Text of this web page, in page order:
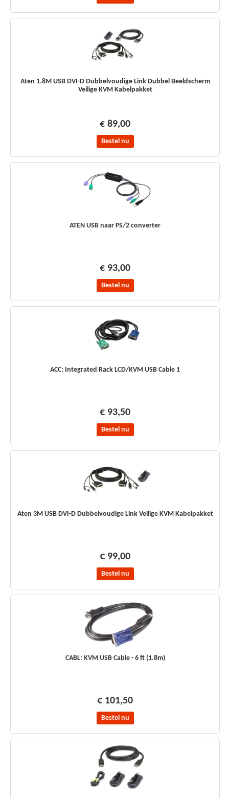
Aten 1.8M USB DVI-D Dubbelvoudige Link Dubbel Beeldscherm
Veilige KVM Kabelpakket
€ 89,00
Bestel nu
ATEN USB naar PS/2 converter
€ 93,00
Bestel nu
ACC: Integrated Rack LCD/KVM USB Cable 1
€ 93,50
Bestel nu
Aten 3M USB DVI-D Dubbelvoudige Link Veilige KVM Kabelpakket
€ 99,00
Bestel nu
CABL: KVM USB Cable - 6 ft (1.8m)
€ 101,50
Bestel nu